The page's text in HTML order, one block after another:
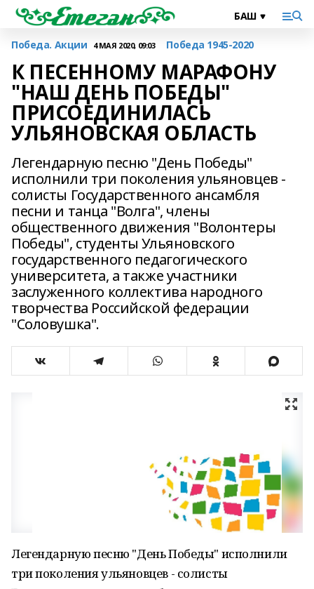
Победа. Акции 4 МАЯ 2020, 09:03 Победа 1945-2020
К ПЕСЕННОМУ МАРАФОНУ
"НАШ ДЕНЬ ПОБЕДЫ"
ПРИСОЕДИНИЛАСЬ
УЛЬЯНОВСКАЯ ОБЛАСТЬ
Легендарную песню "День Победы"
исполнили три поколения ульяновцев -
солисты Государственного ансамбля
песни и танца "Волга", члены
общественного движения "Волонтеры
Победы", студенты Ульяновского
государственного педагогического
университета, а также участники
заслуженного коллектива народного
творчества Российской федерации
"Соловушка".
Легендарную песню "День Победы" исполнили
три поколения ульяновцев - солисты